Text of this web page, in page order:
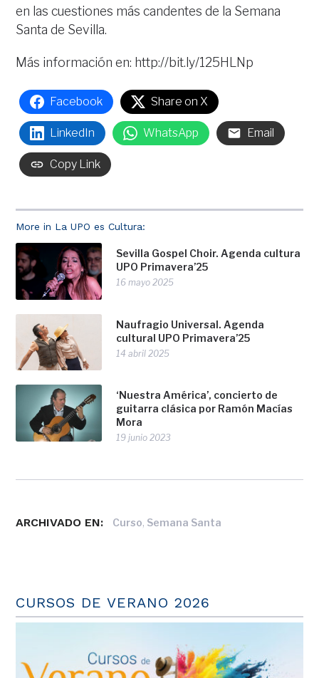
More in La UPO es Cultura:
Sevilla Gospel Choir. Agenda cultura
UPO Primavera’25
16 mayo 2025
Naufragio Universal. Agenda
cultural UPO Primavera’25
14 abril 2025
‘Nuestra América’, concierto de
guitarra clásica por Ramón Macías
Mora
19 junio 2023
en las cuestiones más candentes de la Semana
Santa de Sevilla.
Más información en: http://bit.ly/125HLNp
Facebook Share on X
LinkedIn WhatsApp Email
Copy Link
ARCHIVADO EN: Curso, Semana Santa
CURSOS DE VERANO 2026